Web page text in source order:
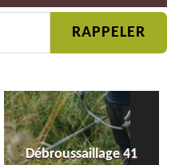
Débroussaillage 41